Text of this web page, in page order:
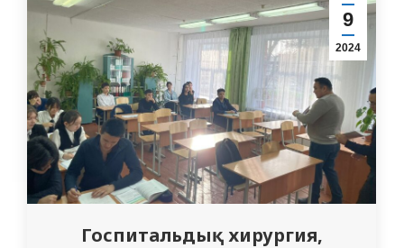
барысында науқас тәжірибесіндегі
клиникалық жағдай талқыланып, негізгі
қауіп факторлары, шағымдар, объективті…
9
2024
Госпитальдық хирургия,